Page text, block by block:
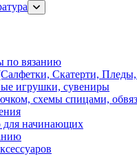
по вязанию
Скатерти,
игрушки, сувениры
схемы спицами,
для начинающих